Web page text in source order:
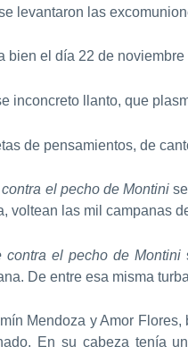
levantaron las
bien el día 22 de
inconcreto llanto, que
de pensamientos, de
el pecho de Montinise
voltean las mil campanas
contra el pecho de Montini
De entre esa misma
Mendoza y Amor
En su cabeza tenía